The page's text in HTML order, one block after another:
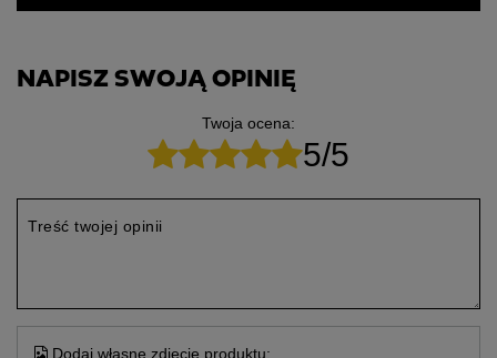
NAPISZ SWOJĄ OPINIĘ
Twoja ocena:
5/5
Treść twojej opinii
Dodaj własne zdjęcie produktu: